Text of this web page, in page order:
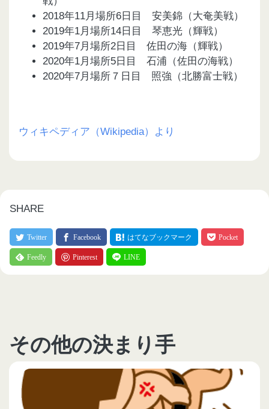
2018年11月場所6日目 安美錦（大奄美戦）
2019年1月場所14日目 琴恵光（輝戦）
2019年7月場所2日目 佐田の海（輝戦）
2020年1月場所5日目 石浦（佐田の海戦）
2020年7月場所７日目 照強（北勝富士戦）
ウィキペディア（Wikipedia）より
SHARE
その他の決まり手